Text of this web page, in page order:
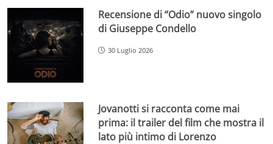
Recensione di “Odio” nuovo singolo
di Giuseppe Condello
30 Luglio 2026
Jovanotti si racconta come mai
prima: il trailer del film che mostra il
lato più intimo di Lorenzo